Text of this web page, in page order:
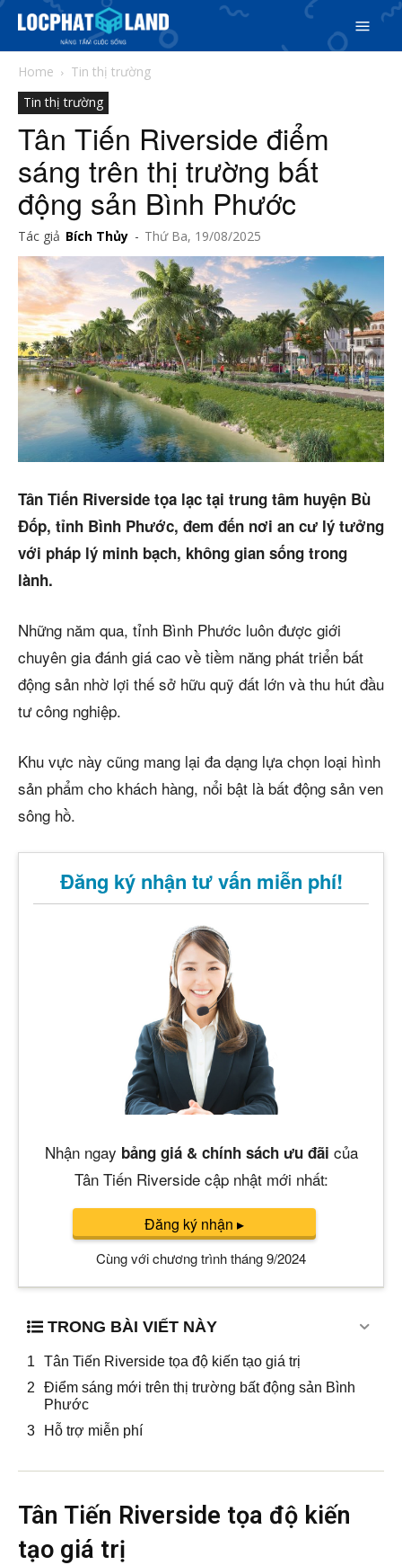
Search
Search
5/5(2 Reviews)
Phiên bản cập nhật V3
& tìm kiếm nhanh chóng hơn
Trang chủ
Dự án
Mua bán
Cho thuê
Thị trường
Liên hệ
Search
5/5(2 Reviews)
Home
Tin thị trường
Tin thị trường
Tân Tiến Riverside điểm
sáng trên thị trường bất
động sản Bình Phước
Tác giả Bích Thủy - Thứ Ba, 19/08/2025
Tân Tiến Riverside tọa lạc tại trung tâm huyện Bù
Đốp, tỉnh Bình Phước, đem đến nơi an cư lý tưởng
với pháp lý minh bạch, không gian sống trong
lành.
Những năm qua, tỉnh Bình Phước luôn được giới
chuyên gia đánh giá cao về tiềm năng phát triển bất
động sản nhờ lợi thế sở hữu quỹ đất lớn và thu hút đầu
tư công nghiệp.
Khu vực này cũng mang lại đa dạng lựa chọn loại hình
sản phẩm cho khách hàng, nổi bật là bất động sản ven
sông hồ.
Đăng ký nhận tư vấn miễn phí!
Nhận ngay bảng giá & chính sách ưu đãi của
Tân Tiến Riverside cập nhật mới nhất:
Đăng ký nhận ▸
Cùng với chương trình tháng 9/2024
TRONG BÀI VIẾT NÀY
Tân Tiến Riverside tọa độ kiến tạo giá trị
Điểm sáng mới trên thị trường bất động sản Bình
Phước
Hỗ trợ miễn phí
Tân Tiến Riverside tọa độ kiến
tạo giá trị